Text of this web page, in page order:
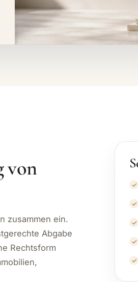
von
zusammen ein.
Abgabe
Rechtsform